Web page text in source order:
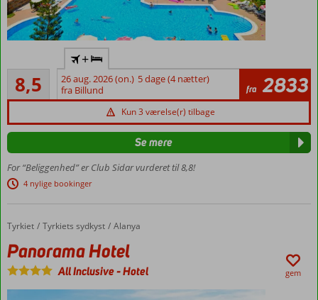
til
Gazipasa
Hyggeligt
familieejet
Gåafstand
til
poolområde
og stor
indendørs
pool
Rummelige
8,5
Alletiders
348
anmeldelser
+
26 aug. 2026 (on.) 5 dage (4 nætter)
fra Billund
fra 2833
Kun 3 værelse(r) tilbage
For “Beliggenhed” er Club Sidar vurderet til 8,8!
4 nylige bookinger
Se mere
Forside
Tyrkiet Tyrkiets sydkyst Alanya
Panorama Hotel
Panorama Hotel
All Inclusive-Hotel gem